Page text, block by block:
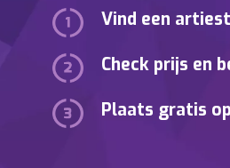
Vind een artiest
Check prijs en
Plaats gratis